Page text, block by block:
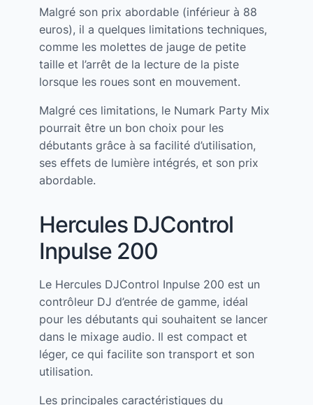
Malgré son prix abordable (inférieur à 88
euros), il a quelques limitations techniques,
comme les molettes de jauge de petite
taille et l’arrêt de la lecture de la piste
lorsque les roues sont en mouvement.
Malgré ces limitations, le Numark Party Mix
pourrait être un bon choix pour les
débutants grâce à sa facilité d’utilisation,
ses effets de lumière intégrés, et son prix
abordable.
Hercules DJControl
Inpulse 200
Le Hercules DJControl Inpulse 200 est un
contrôleur DJ d’entrée de gamme, idéal
pour les débutants qui souhaitent se lancer
dans le mixage audio. Il est compact et
léger, ce qui facilite son transport et son
utilisation.
Les principales caractéristiques du